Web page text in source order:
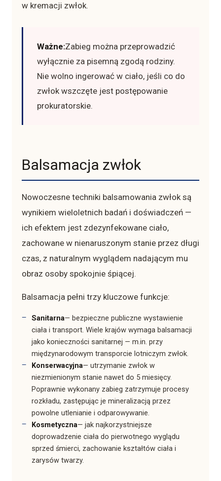
w kremacji zwłok.
Ważne:Zabieg można przeprowadzić
wyłącznie za pisemną zgodą rodziny.
Nie wolno ingerować w ciało, jeśli co do
zwłok wszczęte jest postępowanie
prokuratorskie.
Balsamacja zwłok
Nowoczesne techniki balsamowania zwłok są
wynikiem wieloletnich badań i doświadczeń —
ich efektem jest zdezynfekowane ciało,
zachowane w nienaruszonym stanie przez długi
czas, z naturalnym wyglądem nadającym mu
obraz osoby spokojnie śpiącej.
Balsamacja pełni trzy kluczowe funkcje:
Sanitarna— bezpieczne publiczne wystawienie
ciała i transport. Wiele krajów wymaga balsamacji
jako konieczności sanitarnej — m.in. przy
międzynarodowym transporcie lotniczym zwłok.
Konserwacyjna— utrzymanie zwłok w
niezmienionym stanie nawet do 5 miesięcy.
Poprawnie wykonany zabieg zatrzymuje procesy
rozkładu, zastępując je mineralizacją przez
powolne utlenianie i odparowywanie.
Kosmetyczna— jak najkorzystniejsze
doprowadzenie ciała do pierwotnego wyglądu
sprzed śmierci, zachowanie kształtów ciała i
zarysów twarzy.